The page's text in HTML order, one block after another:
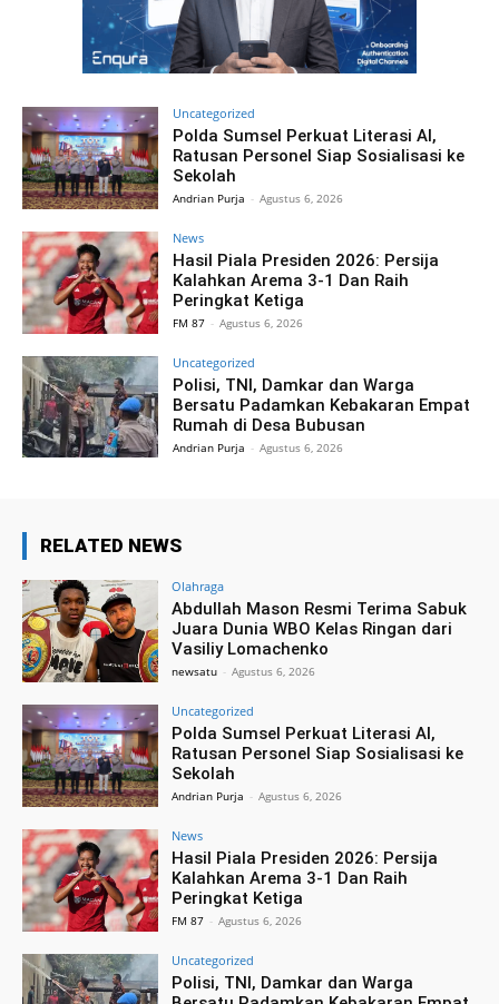
Uncategorized
Polda Sumsel Perkuat Literasi AI,
Ratusan Personel Siap Sosialisasi ke
Sekolah
Andrian Purja - Agustus 6, 2026
News
Hasil Piala Presiden 2026: Persija
Kalahkan Arema 3-1 Dan Raih
Peringkat Ketiga
FM 87 - Agustus 6, 2026
Uncategorized
Polisi, TNI, Damkar dan Warga
Bersatu Padamkan Kebakaran Empat
Rumah di Desa Bubusan
Andrian Purja - Agustus 6, 2026
RELATED NEWS
Olahraga
Abdullah Mason Resmi Terima Sabuk
Juara Dunia WBO Kelas Ringan dari
Vasiliy Lomachenko
newsatu - Agustus 6, 2026
Uncategorized
Polda Sumsel Perkuat Literasi AI,
Ratusan Personel Siap Sosialisasi ke
Sekolah
Andrian Purja - Agustus 6, 2026
News
Hasil Piala Presiden 2026: Persija
Kalahkan Arema 3-1 Dan Raih
Peringkat Ketiga
FM 87 - Agustus 6, 2026
Uncategorized
Polisi, TNI, Damkar dan Warga